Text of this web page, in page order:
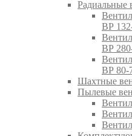
Радиальные
ВР
ВР
ВР 80-
Шахтные
Пылевые